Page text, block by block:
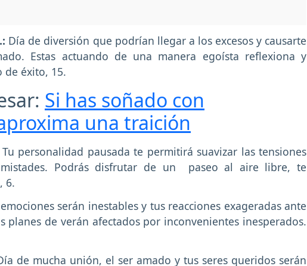
Día de diversión que podrían llegar a los excesos y causarte
Estas actuando de una manera egoísta reflexiona y
de éxito, 15.
Si has soñado con
una traición
Tu personalidad pausada te permitirá suavizar las tensiones
Podrás disfrutar de un paseo al aire libre, te
6.
serán inestables y tus reacciones exageradas ante
planes de verán afectados por inconvenientes inesperados.
de mucha unión, el ser amado y tus seres queridos serán